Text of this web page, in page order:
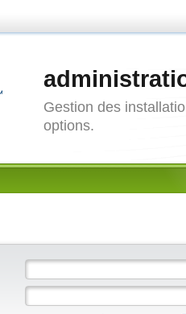
Gestion des
options.